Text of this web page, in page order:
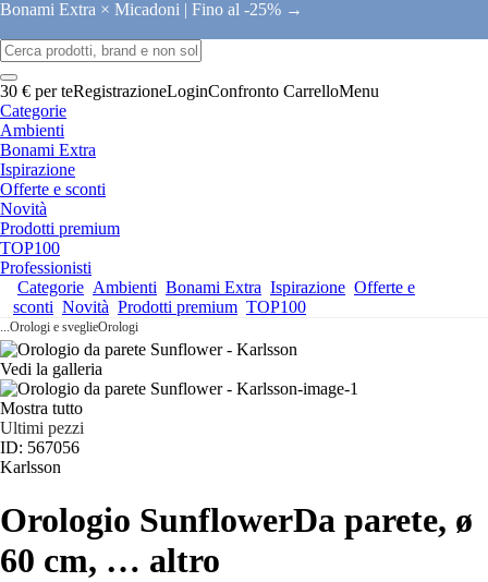
Bonami Extra × Micadoni | Fino al -25% →
30 € per teRegistrazioneLoginConfronto CarrelloMenu
Categorie
Ambienti
Bonami Extra
Ispirazione
Offerte e sconti
Novità
Prodotti premium
TOP100
Professionisti
Categorie Ambienti Bonami Extra Ispirazione Offerte e
sconti Novità Prodotti premium TOP100
...Orologi e sveglieOrologi
Vedi la galleria
Mostra tutto
Ultimi pezzi
ID: 567056
Karlsson
Orologio SunflowerDa parete, ø
60 cm, … altro